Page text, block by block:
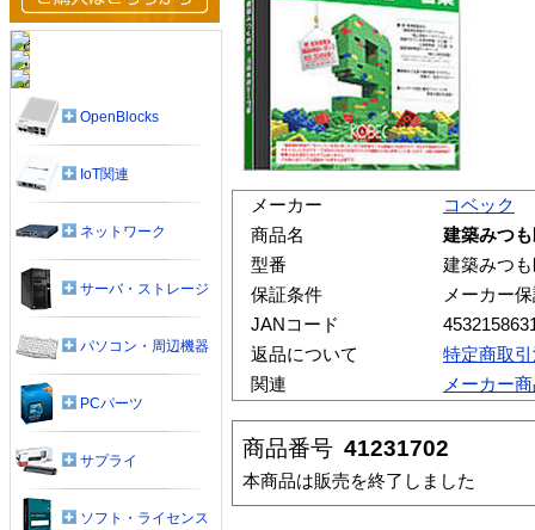
メーカー
コベック
商品名
建築みつ
型番
建築みつ
保証条件
メーカー
JANコード
返品について
特定商取
関連
メーカー
商品番号 41231702
本商品は販売を終了しました
OpenBlocks
IoT関連
ネットワーク
サーバ・ストレージ
パソコン・周辺機器
PCパーツ
サプライ
ソフト・ライセンス